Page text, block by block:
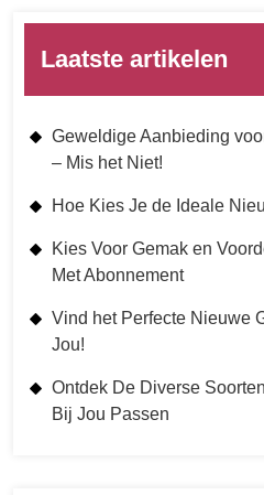
Laatste artikelen
Geweldige Aanbieding
– Mis het Niet!
Hoe Kies Je de Ideale
Kies Voor Gemak en
Met Abonnement
Vind het Perfecte Nieuwe
Jou!
Ontdek De Diverse
Bij Jou Passen